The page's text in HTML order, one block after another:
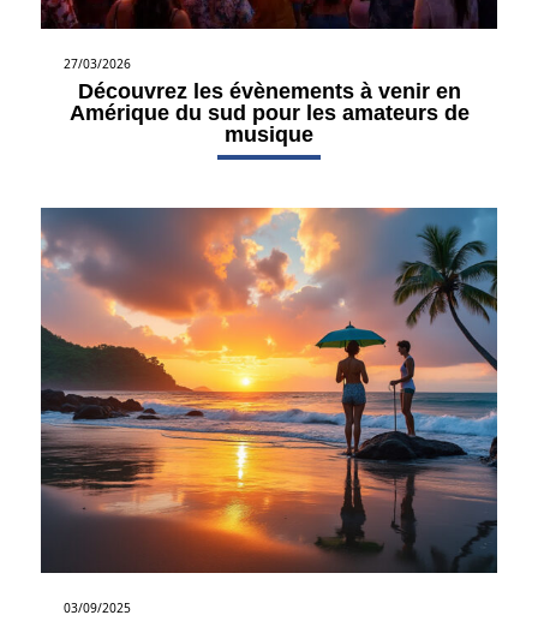
27/03/2026
Découvrez les évènements à venir en
Amérique du sud pour les amateurs de
musique
03/09/2025